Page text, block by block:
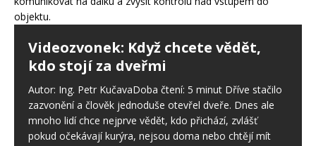
Videozvonek: Když chcete vědět,
kdo stojí za dveřmi
Autor: Ing. Petr KučavaDoba čtení: 5 minut Dříve stačilo
zazvonění a člověk jednoduše otevřel dveře. Dnes ale
mnoho lidí chce nejprve vědět, kdo přichází, zvlášť
pokud očekávají kurýra, nejsou doma nebo chtějí mít